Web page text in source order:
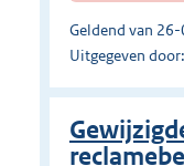
Geldend van
Uitgegeven